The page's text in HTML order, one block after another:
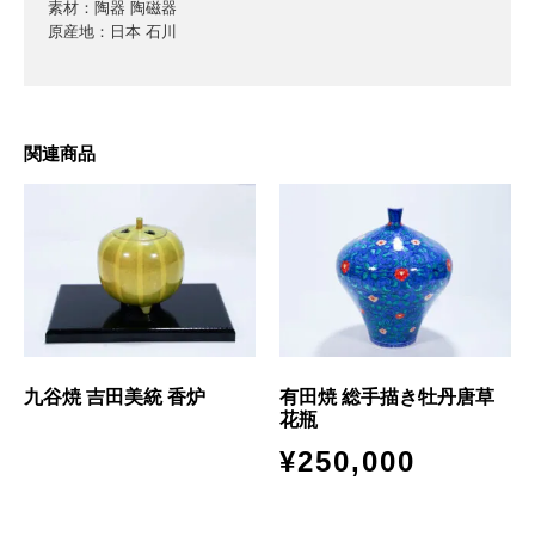
素材：陶器 陶磁器
原産地：日本 石川
関連商品
九谷焼 吉田美統 香炉
有田焼 総手描き牡丹唐草
花瓶
¥250,000